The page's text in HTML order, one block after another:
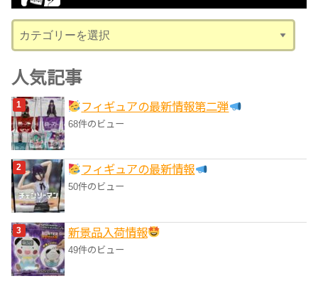
ブ
テ
ゴ
リ
ー
人気記事
フィギュアの最新情報第二弾
68件のビュー
フィギュアの最新情報
50件のビュー
‎新景品入荷情報
49件のビュー